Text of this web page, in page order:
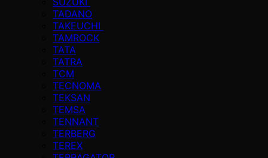
TADANO
TAKEUCHI
TAMROCK
TATA
TATRA
TCM
TECNOMA
TEKSAN
TEMSA
TENNANT
TERBERG
TEREX